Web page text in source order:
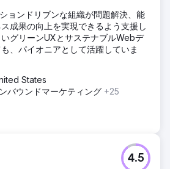
ョンドリブンな組織が問題解決、能
成果の向上を実現できるよう支援し
グリーンUXとサステナブルWebデ
、パイオニアとして活躍していま
States
バウンドマーケティング +25
4.5